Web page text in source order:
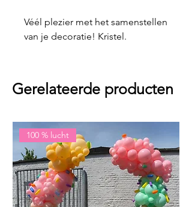
Véél plezier met het samenstellen
van je decoratie! Kristel.
Gerelateerde producten
100 % lucht